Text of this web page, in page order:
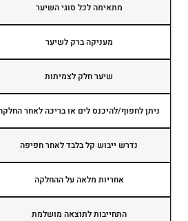
מתאימה לכל סוגי השיער
מעניקה ברק לשיער
שיער חלק לצמיתות
ניתן לחפוף/להיכנס לים או בריכה לאחר
נדרש ייבוש קל בלבד לאחר חפיפה
אחריות מלאה על ההחלקה
התחייבות לתוצאה מושלמת